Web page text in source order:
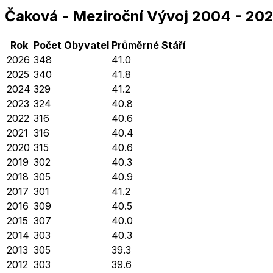
Čaková - Meziroční Vývoj 2004 -
Rok Počet Obyvatel Průměrné Stáří
2026 348
41.0
2025 340
41.8
2024 329
41.2
2023 324
40.8
2022 316
40.6
2021 316
40.4
2020 315
40.6
2019 302
40.3
2018 305
40.9
2017 301
41.2
2016 309
40.5
2015 307
40.0
2014 303
40.3
2013 305
39.3
2012 303
39.6